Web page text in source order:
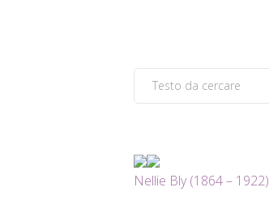
Nellie Bly (1864 – 1922)